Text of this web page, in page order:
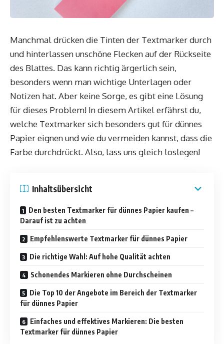
Manchmal drücken die Tinten der Textmarker durch
und hinterlassen unschöne Flecken auf der Rückseite
des Blattes. Das kann richtig ärgerlich sein,
besonders wenn man wichtige Unterlagen oder
Notizen hat. Aber keine Sorge, es gibt eine Lösung
für dieses Problem! In diesem Artikel erfährst du,
welche Textmarker sich besonders gut für dünnes
Papier eignen und wie du vermeiden kannst, dass die
Farbe durchdrückt. Also, lass uns gleich loslegen!
Inhaltsübersicht
Den besten Textmarker für dünnes Papier kaufen –
Darauf ist zu achten
Empfehlenswerte Textmarker für dünnes Papier
Die richtige Wahl: Auf hohe Qualität achten
Schonendes Markieren ohne Durchscheinen
Die Top 10 der Angebote im Bereich der Textmarker
für dünnes Papier
Einfaches und effektives Markieren: Die besten
Textmarker für dünnes Papier